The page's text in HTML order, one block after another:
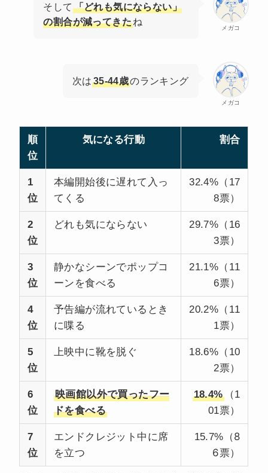
メガコ
そして 「どれも気にならない」
の割合が減ってきたね
メガコ
次は 35-44歳のランキング
順
位
気になる行動 割合
1
位
本編開始後に遅れて入っ
てくる
32.4%（17
8票）
2
位
どれも気にならない
29.7%（16
3票）
3
位
静かなシーンでポップコ
ーンを食べる
21.1%（11
6票）
4
位
予告編が流れているとき
に喋る
20.2%（11
1票）
5
位
上映中に靴を脱ぐ
18.6%（10
2票）
6
位
映画館以外で買ったフー
ドを食べる
18.4%（1
01票）
7
位
エンドクレジット中に席
を立つ
15.7%（8
6票）